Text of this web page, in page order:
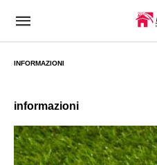
INFORMAZIONI
informazioni